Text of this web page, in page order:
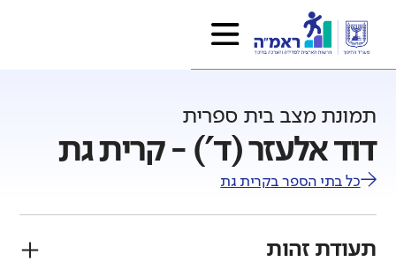
תמונת מצב בית ספרית
דוד אלעזר (ד') - קרית גת
כל בתי הספר בקרית גת
תעודת זהות